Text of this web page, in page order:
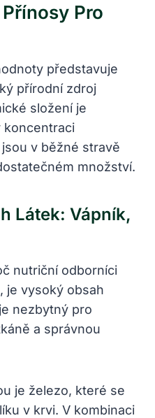
Pro
představuje
přírodní zdroj
složení je
koncentraci
v běžné stravě
množství.
Látek: Vápník,
nutriční odborníci
je vysoký obsah
nezbytný pro
a správnou
je železo, které se
v krvi. V kombinaci